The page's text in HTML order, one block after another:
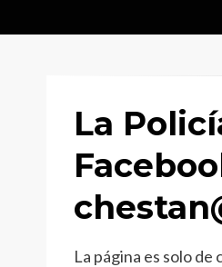
La
La página es solo